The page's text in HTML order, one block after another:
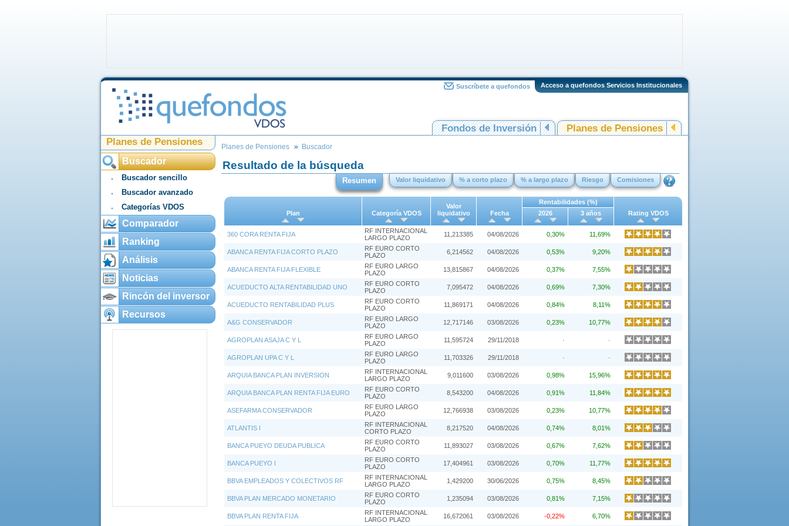
Acceso a quefondos Servicios Institucionales
Suscríbete a quefondos
Fondos de Inversión
Planes de Pensiones
Planes de Pensiones
Buscador
Buscador sencillo
Buscador avanzado
Categorías VDOS
Comparador
Ranking
Análisis
Noticias
Rincón del inversor
Recursos
Planes de Pensiones Buscador
Resultado de la búsqueda
Resumen Valor liquidativo % a corto plazo % a largo plazo Riesgo Comisiones
Plan Categoría VDOS
Valor
liquidativo
Fecha
Rentabilidades (%)
Rating VDOS
2026 3 años
360 CORA RENTA FIJA
RF INTERNACIONAL
LARGO PLAZO
11,213385 04/08/2026 0,30% 11,69%
ABANCA RENTA FIJA CORTO PLAZO
RF EURO CORTO
PLAZO
6,214562 04/08/2026 0,53% 9,20%
ABANCA RENTA FIJA FLEXIBLE
RF EURO LARGO
PLAZO
13,815867 04/08/2026 0,37% 7,55%
ACUEDUCTO ALTA RENTABILIDAD UNO
RF EURO CORTO
PLAZO
7,095472 04/08/2026 0,69% 7,30%
ACUEDUCTO RENTABILIDAD PLUS
RF EURO CORTO
PLAZO
11,869171 04/08/2026 0,84% 8,11%
A&G CONSERVADOR
RF EURO LARGO
PLAZO
12,717146 03/08/2026 0,23% 10,77%
AGROPLAN ASAJA C Y L
RF EURO LARGO
PLAZO
11,595724 29/11/2018 · ·
AGROPLAN UPA C Y L
RF EURO LARGO
PLAZO
11,703326 29/11/2018 · ·
ARQUIA BANCA PLAN INVERSION
RF INTERNACIONAL
LARGO PLAZO
9,011600 03/08/2026 0,98% 15,96%
ARQUIA BANCA PLAN RENTA FIJA EURO
RF EURO CORTO
PLAZO
8,543200 04/08/2026 0,91% 11,84%
ASEFARMA CONSERVADOR
RF EURO LARGO
PLAZO
12,766938 03/08/2026 0,23% 10,77%
ATLANTIS I
RF INTERNACIONAL
CORTO PLAZO
8,217520 04/08/2026 0,74% 8,01%
BANCA PUEYO DEUDA PUBLICA
RF EURO CORTO
PLAZO
11,893027 03/08/2026 0,67% 7,62%
BANCA PUEYO I
RF EURO CORTO
PLAZO
17,404961 03/08/2026 0,70% 11,77%
BBVA EMPLEADOS Y COLECTIVOS RF
RF INTERNACIONAL
LARGO PLAZO
1,429200 30/06/2026 0,75% 8,45%
BBVA PLAN MERCADO MONETARIO
RF EURO CORTO
PLAZO
1,235094 03/08/2026 0,81% 7,15%
BBVA PLAN RENTA FIJA
RF INTERNACIONAL
LARGO PLAZO
16,672061 03/08/2026 -0,22% 6,70%